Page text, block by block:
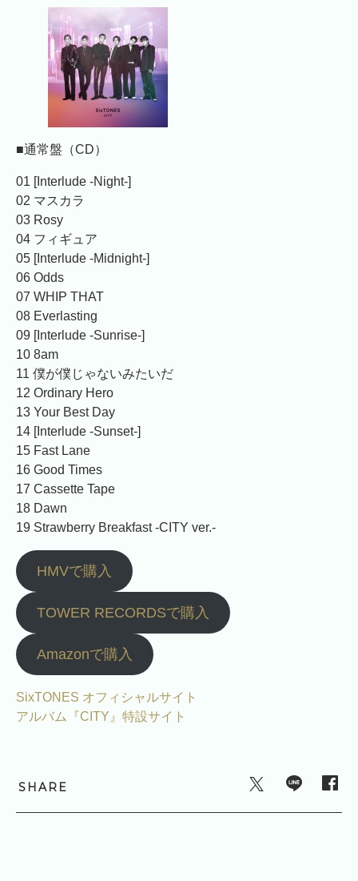
■通常盤（CD）
01 [Interlude -Night-]
02 マスカラ
03 Rosy
04 フィギュア
05 [Interlude -Midnight-]
06 Odds
07 WHIP THAT
08 Everlasting
09 [Interlude -Sunrise-]
10 8am
11 僕が僕じゃないみたいだ
12 Ordinary Hero
13 Your Best Day
14 [Interlude -Sunset-]
15 Fast Lane
16 Good Times
17 Cassette Tape
18 Dawn
19 Strawberry Breakfast -CITY ver.-
HMVで購入
TOWER RECORDSで購入
Amazonで購入
SixTONES オフィシャルサイト
アルバム『CITY』特設サイト
SHARE